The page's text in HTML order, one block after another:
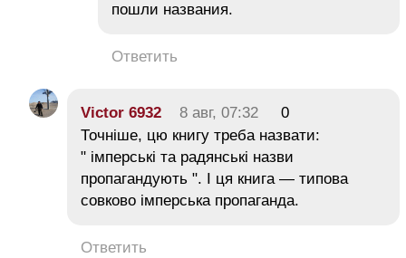
пошли названия.
Ответить
Victor 6932 8 авг, 07:32
0
Точніше, цю книгу треба назвати:
" імперські та радянські назви
пропагандують ". І ця книга — типова
совково імперська пропаганда.
Ответить